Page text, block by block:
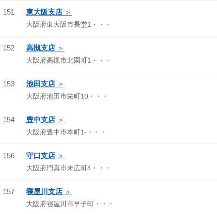
151 東大阪支店
大阪府東大阪市長堂1・・・
152 高槻支店
大阪府高槻市北園町1・・・
153 池田支店
大阪府池田市栄町10・・・
154 豊中支店
大阪府豊中市本町1-・・・
156 守口支店
大阪府門真市末広町4・・・
157 寝屋川支店
大阪府寝屋川市早子町・・・